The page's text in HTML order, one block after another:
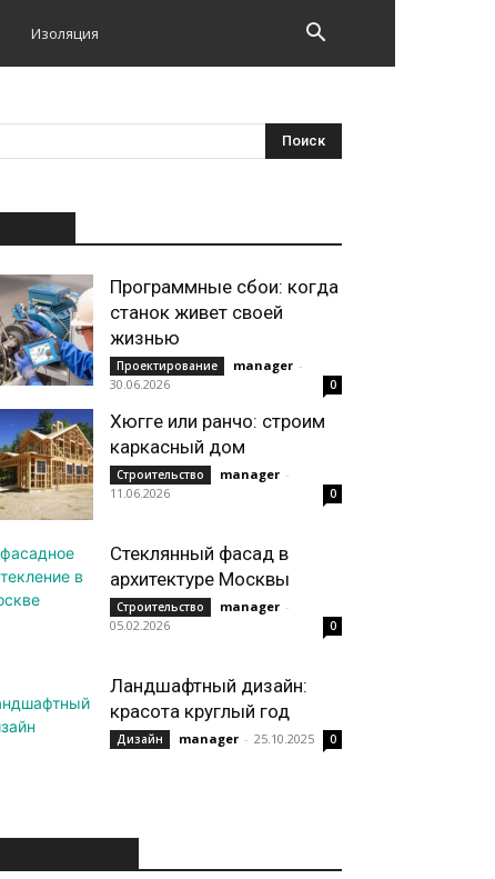
Изоляция
Программные сбои: когда
станок живет своей
жизнью
Проектирование manager -
30.06.2026
0
Хюгге или ранчо: строим
каркасный дом
Строительство manager -
11.06.2026
0
Стеклянный фасад в
архитектуре Москвы
Строительство manager -
05.02.2026
0
Ландшафтный дизайн:
красота круглый год
Дизайн manager - 25.10.2025 0